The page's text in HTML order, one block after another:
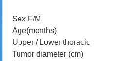
Sex F/M
Age(months)
Upper / Lower thoracic
Tumor diameter (cm)